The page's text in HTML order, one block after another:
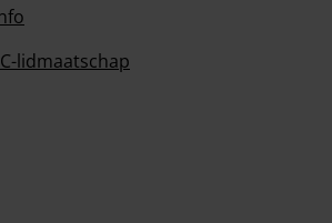
lidmaatschap